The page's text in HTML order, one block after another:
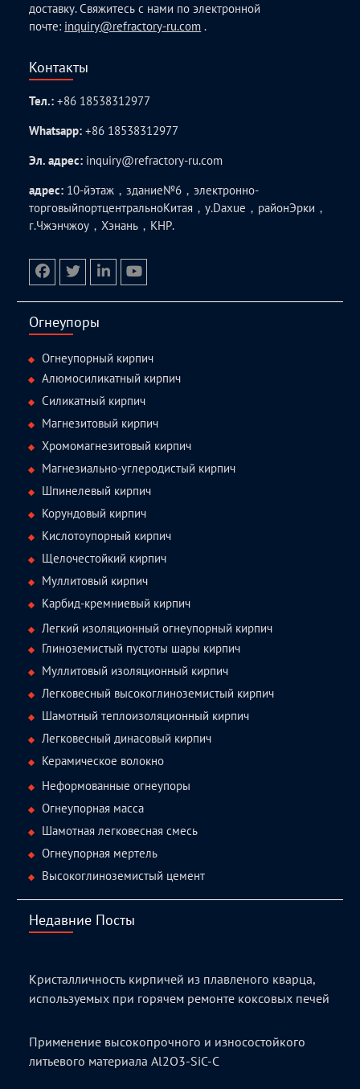
доставку. Свяжитесь с нами по электронной
почте: inquiry@refractory-ru.com .
Контакты
Тел.:+86 18538312977
Whatsapp:+86 18538312977
Эл. адрес: inquiry@refractory-ru.com
адрес: 10-йэтаж，здание№6，электронно-
торговыйпортцентральноКитая，у.Daxue，районЭрки，
г.Чжэнчжоу，Хэнань，КНР.
Огнеупоры
Огнеупорный кирпич
Алюмосиликатный кирпич
Силикатный кирпич
Магнезитовый кирпич
Хромомагнезитовый кирпич
Магнезиально-углеродистый кирпич
Шпинелевый кирпич
Корундовый кирпич
Кислотоупорный кирпич
Щелочестойкий кирпич
Муллитовый кирпич
Карбид-кремниевый кирпич
Легкий изоляционный огнеупорный кирпич
Глиноземистый пустоты шары кирпич
Муллитовый изоляционный кирпич
Легковесный высокоглиноземистый кирпич
Шамотный теплоизоляционный кирпич
Легковесный динасовый кирпич
Керамическое волокно
Неформованные огнеупоры
Огнеупорная масса
Шамотная легковесная смесь
Огнеупорная мертель
Высокоглиноземистый цемент
Недавние Посты
Кристалличность кирпичей из плавленого кварца,
используемых при горячем ремонте коксовых печей
Применение высокопрочного и износостойкого
литьевого материала Al2O3-SiC-C